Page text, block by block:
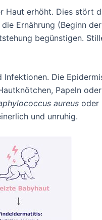
erhöht. Dies stört
Ernährung (Beginn
begünstigen.
Die
Papeln
aureus oder
und unruhig.